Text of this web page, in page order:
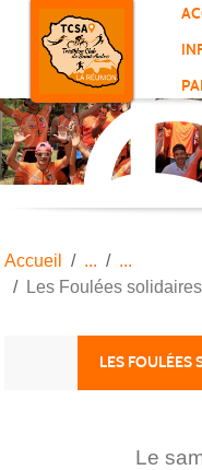
Accueil
Les Foulées
LES FOULÉES
Le
Panneau de gestion des